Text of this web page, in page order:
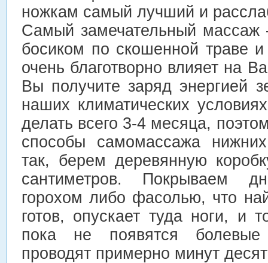
ножкам самый лучший и
Самый замечательный массаж
босиком по скошенной траве
очень благотворно влияет на
Вы получите заряд энергией
наших климатических
делать всего 3-4 месяца,
способы самомассажа
так, берем деревянную
сантиметров. Покрываем
горохом либо фасолью, что
готов, опускает туда ноги, и
пока не появятся
проводят примерно минут